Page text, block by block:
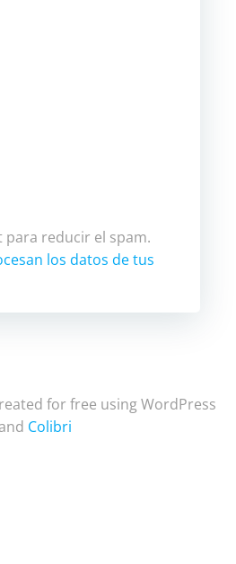
para reducir el spam.
los datos de tus
for free using WordPress
Colibri